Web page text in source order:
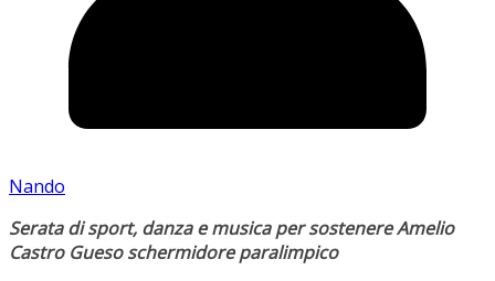
Nando
Serata di sport, danza e musica per sostenere Amelio
Castro Gueso schermidore paralimpico